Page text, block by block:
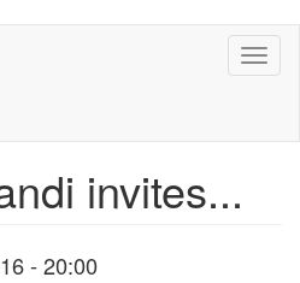
invites...
- 20:00